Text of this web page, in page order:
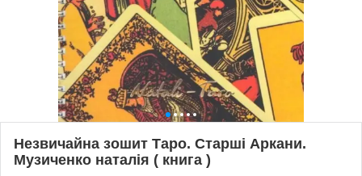
Незвичайна зошит Таро. Старші Аркани.
Музиченко наталія ( книга )